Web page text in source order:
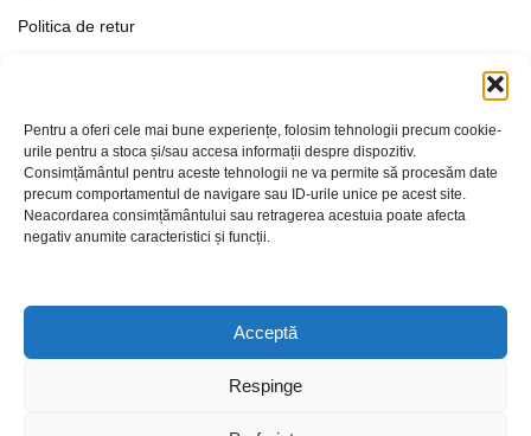
Pentru a oferi cele mai bune experiențe, folosim tehnologii precum cookie-
urile pentru a stoca și/sau accesa informații despre dispozitiv.
Consimțământul pentru aceste tehnologii ne va permite să procesăm date
precum comportamentul de navigare sau ID-urile unice pe acest site.
Neacordarea consimțământului sau retragerea acestuia poate afecta
negativ anumite caracteristici și funcții.
Acceptă
Respinge
Politica de retur
Politica de Confidențialitate
Politica de cookies
Setări Cookie-uri
Contact